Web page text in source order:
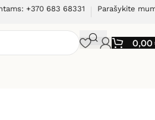
+370 683 68331 Parašykite
0,00